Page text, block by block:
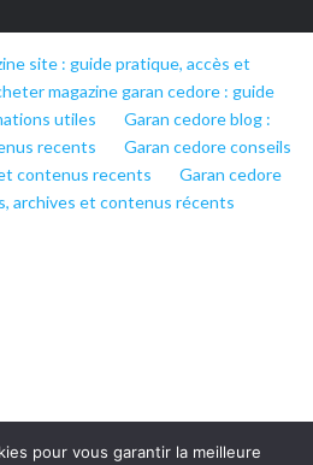
site : guide pratique, accès et
magazine garan cedore : guide
utiles
Garan cedore blog :
recents
Garan cedore conseils
contenus recents
Garan cedore
archives et contenus récents
pour vous garantir la meilleure